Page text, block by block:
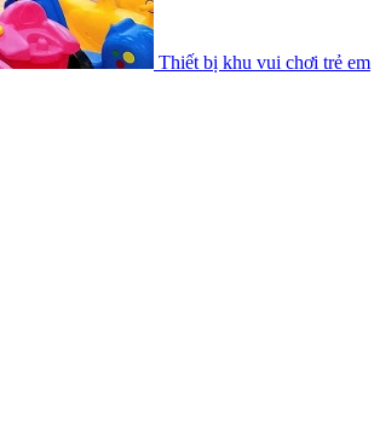
Thiết bị khu vui chơi trẻ em